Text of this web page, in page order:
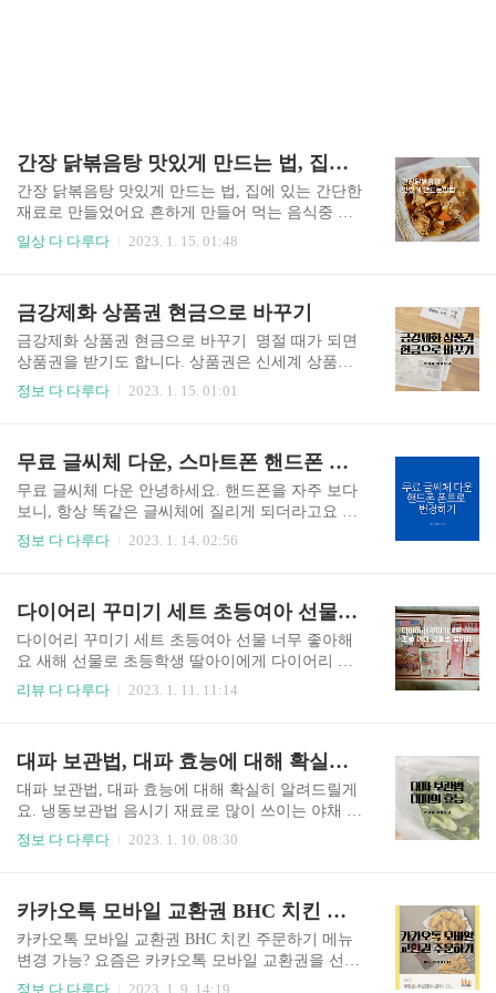
간장 닭볶음탕 맛있게 만드는 법, 집에있는 간단한 재료로 만들었어요
간장 닭볶음탕 맛있게 만드는 법, 집에 있는 간단한
재료로 만들었어요 흔하게 만들어 먹는 음식중 하
나가 닭볶음당인데요, 초등학생 또는 미취학 자녀
닭고기(600그램), 당근, 버섯, 양파, 당면, 소스 재
료 : 진간장 5스푼, 맛술 1스푼, 설탕 1스푼, 간 마늘
1스푼, 참기름 2스푼, 대파 조금 (1스푼=밥숟가락)
소요시간은 대략 40~50분 정도입니다. 간장 닭볶음
탕 맛있게 만드는 법 레시피 간장 닭볶음탕 재료 준
들어줍니다. 소스 재료는 진간장 5스푼, 맛술 ..
일상 다 다루다 2023. 1. 15. 01:48
금강제화 상품권 현금으로 바꾸기
금강제화 상품권 현금으로 바꾸기 명절 때가 되면
상품권을 받기도 합니다. 상품권은 신세계 상품권,
롯데 상품권, 금강제화 상품권 등등 상품권 매체가
권'이라는 금강제화 상품권 현금으로 바꾸기 하기
좋은 매장이 있습니다. 금강제화 상품권 현금으로
바꾸기 신세계유통상품권 근처에는 롯데백화점
도있고, 다이소도 있습니다.금강제화 상품권 현금
으로 바꾸기하고나서 시간 보낼 수 있는 곳들도 많
기 속에 매장인것 같습니다. 문을 열고 들어가서,
왼쪽에 있는 메모지..
정보 다 다루다 2023. 1. 15. 01:01
무료 글씨체 다운, 스마트폰 핸드폰 폰트로 바꾸기, 갤럭시, Zfont 설치
무료 글씨체 다운 안녕하세요. 핸드폰을 자주 보다
보니, 항상 똑같은 글씨체에 질리게 되더라고요 ^
^;; 예쁘고 보기 좋은 글씨체들은 가격을 지불해야
다운로드할 수 있는 사이트가 있다는 사실을 알았
답니다. 무료 글씨체 폰트 사이트 인천교육서체 :
인천광역시 교육청 인천교육서체는 인천 시민과
인천시교육청이 함께 이야기하며 개발한 서체라고
합니다. 총 4가지의 폰트가 있습니다. 누구나 안심
있으나, 출처 표기를 권장합니다. 영상, 인쇄, 웹,
모바일 CI, BI, 판..
정보 다 다루다 2023. 1. 14. 02:56
다이어리 꾸미기 세트 초등여아 선물 너무 좋아해요
다이어리 꾸미기 세트 초등여아 선물 너무 좋아해
요 새해 선물로 초등학생 딸아이에게 다이어리 세
트를 선물해 주었습니다. 요즘은 다꾸라는 다이어
이 들어있었어요. 지금 보니 14세 이상 사용하라고
적혀있네요 ^^;; 하지만 올해 9살인 저희 딸은 그림
그리는 것을 좋아해서, 아무런 문제가 되지 않았답
니다. 다이어리 꾸미기 세트 초등여아 선물 박스를
오픈하면, 다꾸하기 좋은 여러 가지가 들어있답니
메모지가 들어있는데요, 60장입니다. 그림이 여러
가지네요. 예뻐요. 예쁜 소녀..
리뷰 다 다루다 2023. 1. 11. 11:14
대파 보관법, 대파 효능에 대해 확실히 알려드릴게요. 냉동보관법
대파 보관법, 대파 효능에 대해 확실히 알려드릴게
요. 냉동보관법 음시기 재료로 많이 쓰이는 야채 중
하나가 대파입니다. 대파는 많이 쓰이긴 하지만, 보
파 보관법 대파 손질하기 요리 할때 자주 쓰이는 재
료 대파. 보관법에 따라 오래, 신선하게 보관할 수
있습니다. 대파 보관법을 알려드리기에 앞서 대파
손질부터 해야 합니다. 마트에서 구매한 대파입니
정보 다 다루다 2023. 1. 10. 08:30
카카오톡 모바일 교환권 BHC 치킨 주문하기 메뉴변경 가능?
카카오톡 모바일 교환권 BHC 치킨 주문하기 메뉴
변경 가능? 요즘은 카카오톡 모바일 교환권을 선물
해주는 경우가 많습니다. 하지만 카카오톡 모바일
정보 다 다루다 2023. 1. 9. 14:19